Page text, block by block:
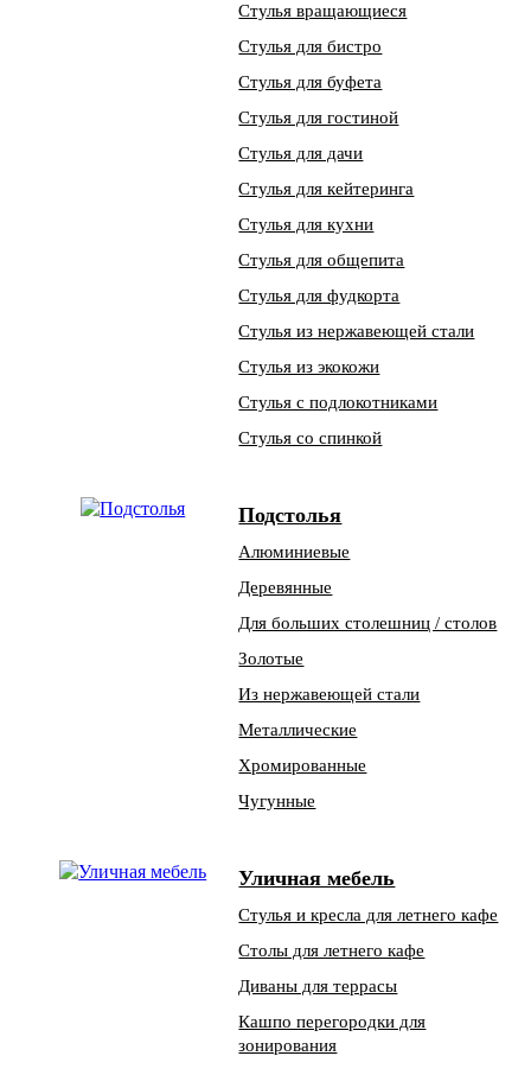
Стулья вращающиеся
Стулья для бистро
Стулья для буфета
Стулья для гостиной
Стулья для дачи
Стулья для кейтеринга
Стулья для кухни
Стулья для общепита
Стулья для фудкорта
Стулья из нержавеющей стали
Стулья из экокожи
Стулья с подлокотниками
Стулья со спинкой
Подстолья
Алюминиевые
Деревянные
Для больших столешниц / столов
Золотые
Из нержавеющей стали
Металлические
Хромированные
Чугунные
Уличная мебель
Стулья и кресла для летнего кафе
Столы для летнего кафе
Диваны для террасы
Кашпо перегородки для
зонирования